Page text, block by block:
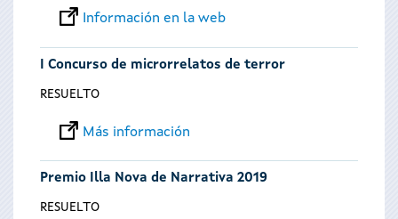
Información en la web
I Concurso de microrrelatos de terror
RESUELTO
Más información
Premio Illa Nova de Narrativa 2019
RESUELTO